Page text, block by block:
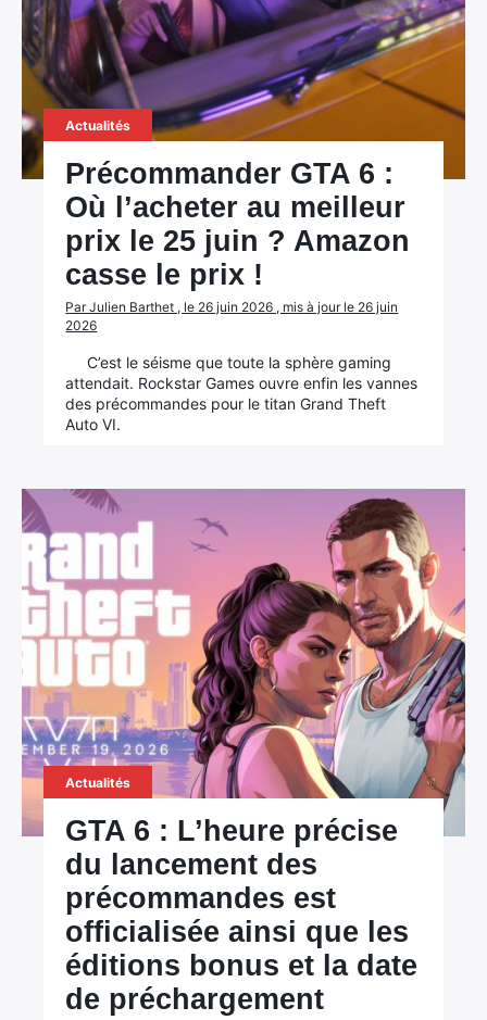
Actualités
Précommander GTA 6 :
Où l’acheter au meilleur
prix le 25 juin ? Amazon
casse le prix !
Par Julien Barthet , le 26 juin 2026 , mis à jour le 26 juin
2026
C’est le séisme que toute la sphère gaming
attendait. Rockstar Games ouvre enfin les vannes
des précommandes pour le titan Grand Theft
Auto VI.
Actualités
GTA 6 : L’heure précise
du lancement des
précommandes est
officialisée ainsi que les
éditions bonus et la date
de préchargement